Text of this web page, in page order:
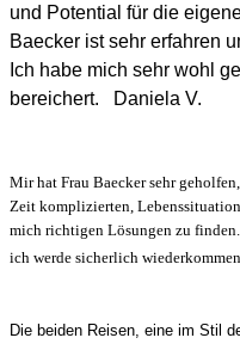
und Potential für die
Baecker ist sehr erfahren
Ich habe mich sehr wohl
bereichert. Daniela V.
Mir hat Frau Baecker sehr
Zeit komplizierten,
mich richtigen Lösungen zu
ich werde sicherlich
Die beiden Reisen, eine im Stil